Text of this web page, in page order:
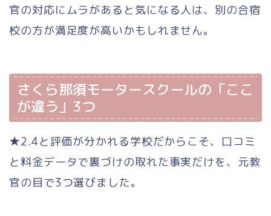
官の対応にムラがあると気になる人は、別の合宿
校の方が満足度が高いかもしれません。
さくら那須モータースクールの「ここ
が違う」3つ
★2.4と評価が分かれる学校だからこそ、口コミ
と料金データで裏づけの取れた事実だけを、元教
官の目で3つ選びました。